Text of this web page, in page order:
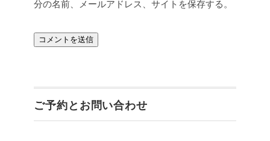
分の名前、メールアドレス、サイトを保存する。
ご予約とお問い合わせ